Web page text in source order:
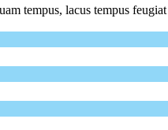
tempus, lacus tempus feugiat